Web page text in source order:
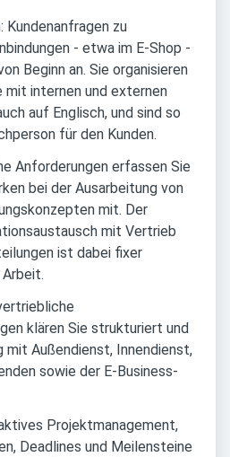
Kundenanfragen zu
- etwa im E-Shop -
Beginn an. Sie organisieren
internen und externen
auf Englisch, und sind so
für den Kunden.
Anforderungen erfassen Sie
bei der Ausarbeitung von
mit. Der
mit Vertrieb
ist dabei fixer
klären Sie strukturiert und
mit Außendienst, Innendienst,
sowie der E-Business-
Projektmanagement,
Deadlines und Meilensteine